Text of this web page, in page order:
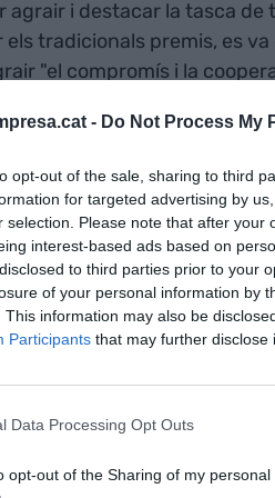
- Do Not Process My
opt-out of the sale, sharing to third
for targeted advertising by
selection. Please note that after your
interest-based ads based on
to third parties prior to your
of your personal information by
This information may also be
Participants that may further disclose
Data Processing Opt Outs
opt-out of the Sharing of my personal
i destacar la tasca de
tradicionals premis, es
"el compromís i la
va celebrar el recent
per avançar en
de l'Anoia és una de
empreses. De fet, en
de molt per dir que no feia